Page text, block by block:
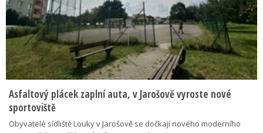
Asfaltový plácek zaplní auta, v Jarošově vyroste nové
sportoviště
Obyvatelé sídliště Louky v Jarošově se dočkají nového moderního